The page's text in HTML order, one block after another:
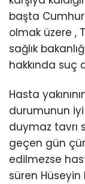
başta
olmak üzere ,
sağlık
hakkında suç
Hasta
durumunun
duymaz tavrı
geçen gün
edilmezse
süren